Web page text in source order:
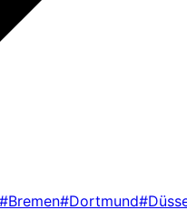
#Bremen#Dortmund